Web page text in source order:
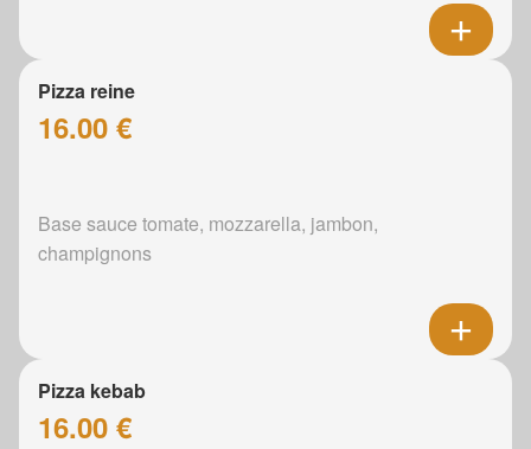
Pizza reine
16.00 €
Base sauce tomate, mozzarella, jambon,
champignons
Pizza kebab
16.00 €